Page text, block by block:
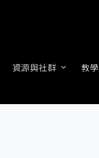
資源與社群 教學